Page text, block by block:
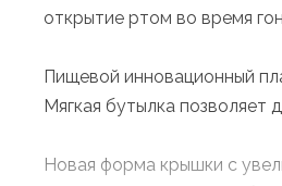
открытие ртом во время
Пищевой инновационный
Мягкая бутылка позволяет
Новая форма крышки с